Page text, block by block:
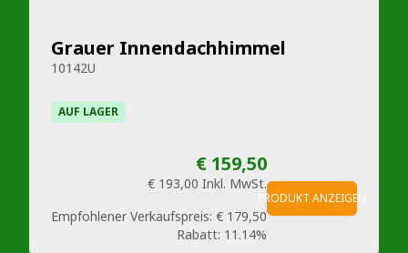
Grauer Innendachhimmel
10142U
AUF LAGER
€ 159,50
€ 193,00 Inkl. MwSt.
Empfohlener Verkaufspreis: € 179,50
Rabatt: 11.14%
PRODUKT ANZEIGEN